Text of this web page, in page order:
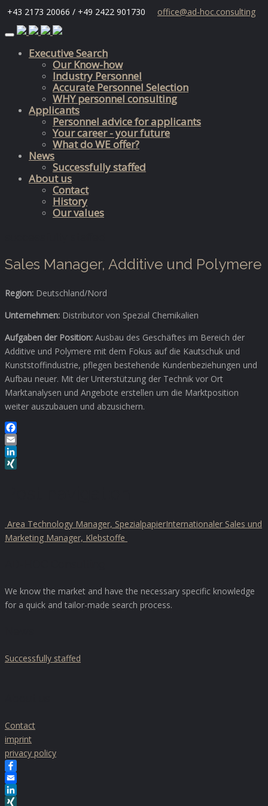
+43 2173 20066 / +49 2422 901730
office@ad-hoc.consulting
Skip
contentExecutive Search
Our Know-how
Industry Personnel
Accurate Personnel Selection
WHY personnel consulting
Applicants
Personnel advice for applicants
Your career - your future
What do WE offer?
News
Successfully staffed
About us
Contact
History
Our values
Sales Manager, Additive und Polymere
Region: Deutschland/Nord
Unternehmen: Distributor von Spezial Chemikalien
Aufgaben der Position: Ausbau des Geschäftes im Bereich der
Additive und Polymere mit dem Fokus auf die Kautschuk und
Kunststoffindustrie, pflegen bestehende Kundenbeziehungen und
Aufbau neuer. Mit der Unterstützung der Technik vor Ort
Marktanalysen und Angebote erstellen um die Marktposition
weiter auszubauen und abzusichern.
Facebook
Email
LinkedIn
Area Technology Manager, SpezialpapierInternationaler Sales und
Marketing Manager, Klebstoffe
We know the market and have the necessary specific knowledge
for a quick and tailor-made search process.
Successfully staffed
Contact
imprint
privacy policy
Facebook
Email
LinkedIn